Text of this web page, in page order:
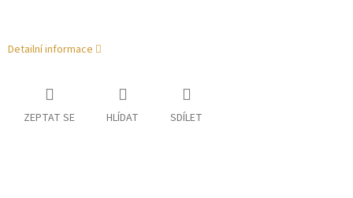
Detailní informace
ZEPTAT SE HLÍDAT SDÍLET